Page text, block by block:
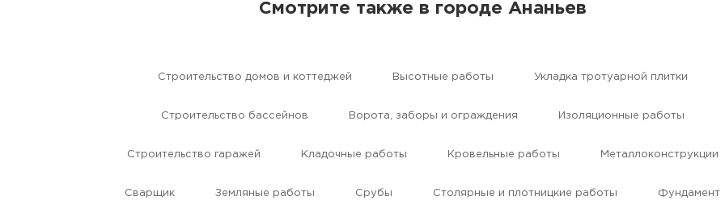
Смотрите также в городе Ананьев
Строительство домов и коттеджей Высотные работы Укладка тротуарной плитки
Строительство бассейнов Ворота, заборы и ограждения Изоляционные работы
Строительство гаражей Кладочные работы Кровельные работы Mеталлоконструкции
Сварщик Земляные работы Срубы Столярные и плотницкие работы Фундамент